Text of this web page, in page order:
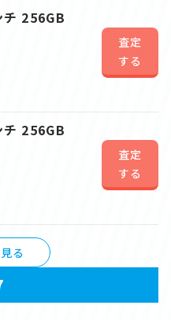
256GB
査定
する
256GB
査定
する
る